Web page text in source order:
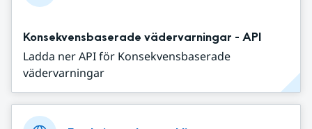
Konsekvensbaserade vädervarningar - API
Ladda ner API för Konsekvensbaserade
vädervarningar